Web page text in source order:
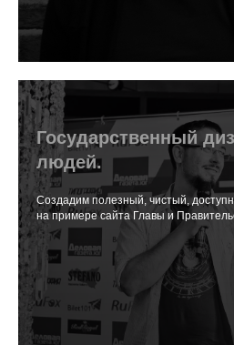
Государственный
людей.
Создадим полезный, чистый,
на примере сайта Главы и